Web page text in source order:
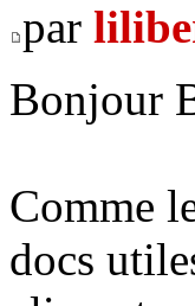
par
Bonjour
Comme
docs